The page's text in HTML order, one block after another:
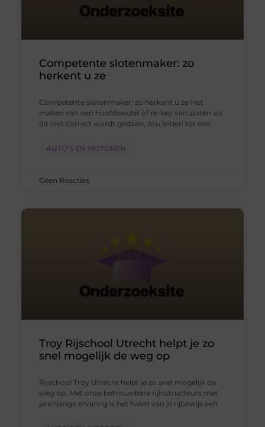
Competente slotenmaker: zo
herkent u ze
Competente slotenmaker: zo herkent u ze Het
maken van een hoofdsleutel of re-key van sloten als
dit niet correct wordt gedaan, zou leiden tot een
AUTO’S EN MOTOREN
Geen Reacties
Troy Rijschool Utrecht helpt je zo
snel mogelijk de weg op
Rijschool Troy Utrecht helpt je zo snel mogelijk de
weg op. Met onze betrouwbare rijinstructeurs met
jarenlange ervaring is het halen van je rijbewijs een